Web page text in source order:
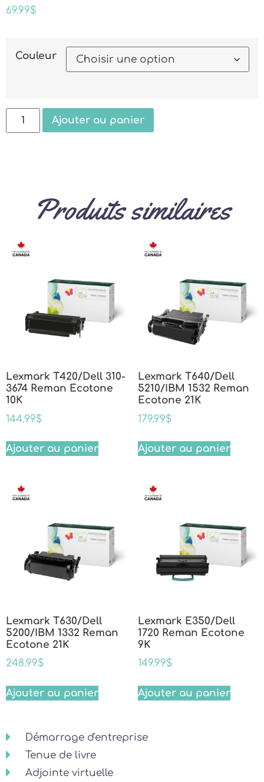
69.99$
Couleur
Ajouter au panier
Produits similaires
Lexmark T420/Dell 310-
3674 Reman Ecotone
10K
144.99$
Ajouter au panier
Lexmark T640/Dell
5210/IBM 1532 Reman
Ecotone 21K
179.99$
Ajouter au panier
Lexmark T630/Dell
5200/IBM 1332 Reman
Ecotone 21K
248.99$
Ajouter au panier
Lexmark E350/Dell
1720 Reman Ecotone
9K
149.99$
Ajouter au panier
Démarrage d'entreprise
Tenue de livre
Adjointe virtuelle